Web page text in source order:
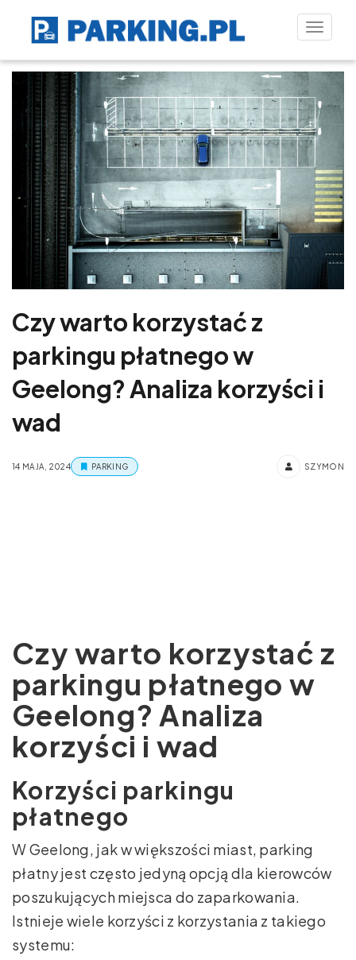
Toggle
Czy warto korzystać z
parkingu płatnego w
Geelong? Analiza korzyści i
wad
14 MAJA, 2024 PARKING SZYMON
Czy warto korzystać z
parkingu płatnego w
Geelong? Analiza
korzyści i wad
Korzyści parkingu
płatnego
W Geelong, jak w większości miast, parking
płatny jest często jedyną opcją dla kierowców
poszukujących miejsca do zaparkowania.
Istnieje wiele korzyści z korzystania z takiego
systemu: